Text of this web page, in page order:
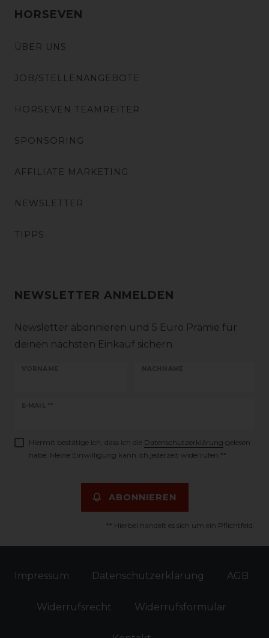
HORSEVEN
ÜBER UNS
JOB/STELLENANGEBOTE
HORSEVEN TEAMREITER
SPONSORING
AFFILIATE MARKETING
NEWSLETTER
TIPPS
NEWSLETTER ANMELDEN
Newsletter abonnieren und 5 Euro Prämie für
deinen nächsten Einkauf sichern
VORNAME NACHNAME
E-MAIL **
Newsletter
Hiermit bestätige ich, dass ich die Daten­schutz­erklärung gelesen
habe. Meine Einwilligung kann ich jederzeit widerrufen.**
ABONNIEREN
** Hierbei handelt es sich um ein Pflichtfeld.
Impressum Daten­schutz­erklärung AGB
Widerrufs­recht Widerrufs­formular